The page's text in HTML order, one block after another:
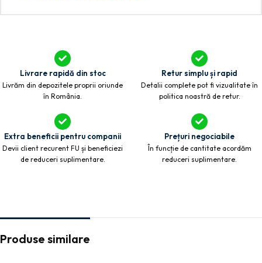
Livrare rapidă din stoc
Livrăm din depozitele proprii oriunde
în România.
Retur simplu și rapid
Detalii complete pot fi vizualitate în
politica noastră de retur.
Extra beneficii pentru companii
Devii client recurent FU și beneficiezi
de reduceri suplimentare.
Prețuri negociabile
În funcție de cantitate acordăm
reduceri suplimentare.
Produse similare